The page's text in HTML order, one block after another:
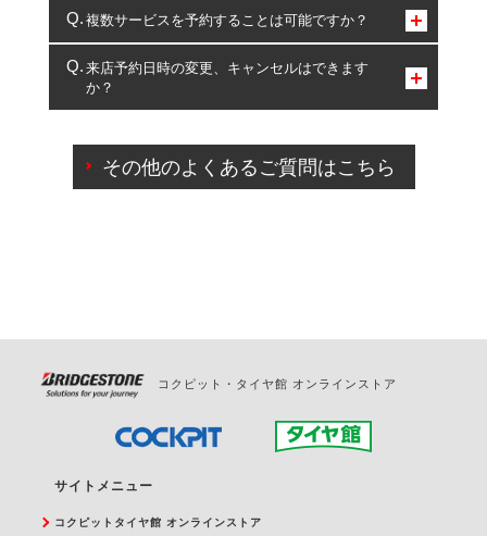
コクピット・タイヤ館のみとなります。
複数サービスを予約することは可能ですか？
複数サービスのご予約は可能です。
一部の商品・サービスの組み合わせに限り、同時にご予約が
出来ないものもございます。
来店予約日時の変更、キャンセルはできます
か？
ご来店予約日の3営業日前を過ぎている場合のご予約
の日時変更につきましては、直接ご予約の店舗まで
その他のよくあるご質問はこちら
コクピット・タイヤ館 オンラインストア
サイトメニュー
コクピットタイヤ館 オンラインストア